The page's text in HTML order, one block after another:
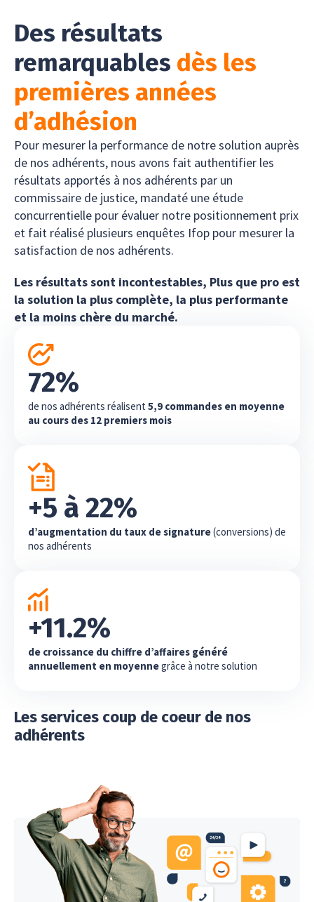
Des résultats
remarquables dès les
premières années
d’adhésion
Pour mesurer la performance de notre solution auprès
de nos adhérents, nous avons fait authentifier les
résultats apportés à nos adhérents par un
commissaire de justice, mandaté une étude
concurrentielle pour évaluer notre positionnement prix
et fait réalisé plusieurs enquêtes Ifop pour mesurer la
satisfaction de nos adhérents.
Les résultats sont incontestables, Plus que pro est
la solution la plus complète, la plus performante
et la moins chère du marché.
72%
de nos adhérents réalisent 5,9 commandes en moyenne
au cours des 12 premiers mois
+5 à 22%
d’augmentation du taux de signature(conversions) de
nos adhérents
+11.2%
de croissance du chiffre d’affaires généré
annuellement en moyennegrâce à notre solution
Les services coup de coeur de nos
adhérents